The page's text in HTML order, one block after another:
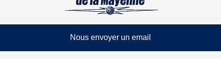
Nous envoyer un email